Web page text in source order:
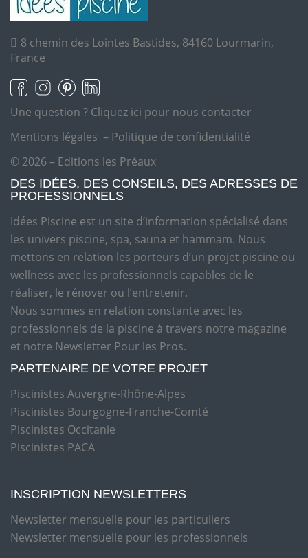
8 chemin des Lointes Bastides, 84160 Lourmarin,
France
Une question ? Cliquez ici pour nous contacter
Mentions légales – Politique de confidentialité
© 2026 – Editions les Préaux
DES IDÉES, DES CONSEILS, DES ADRESSES DE
PROFESSIONNELS
Idées Piscine est un site d’information spécialisé dans
les univers piscine, spa, sauna et hammam. Nous
mettons en relation les porteurs d’un projet piscine ou
wellness avec les professionnels capables de le
réaliser, le rénover ou l’entretenir.
Nous sommes en relation constante avec les
professionnels de la piscine à travers notre magazine
et notre Newsletter Pour les Pros.
PARTENAIRE DE VOTRE PROJET
Piscinistes Auvergne-Rhône-Alpes
Piscinistes Bourgogne-Franche-Comté
Piscinistes Occitanie
Piscinistes PACA
INSCRIPTION NEWSLETTERS
Newsletter mensuelle pour les particuliers
Newsletter mensuelle pour les professionnels